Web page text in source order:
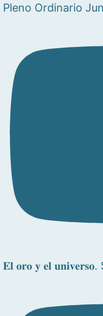
Pleno Ordinario
𝐄𝐥 𝐨𝐫𝐨 𝐲 𝐞𝐥